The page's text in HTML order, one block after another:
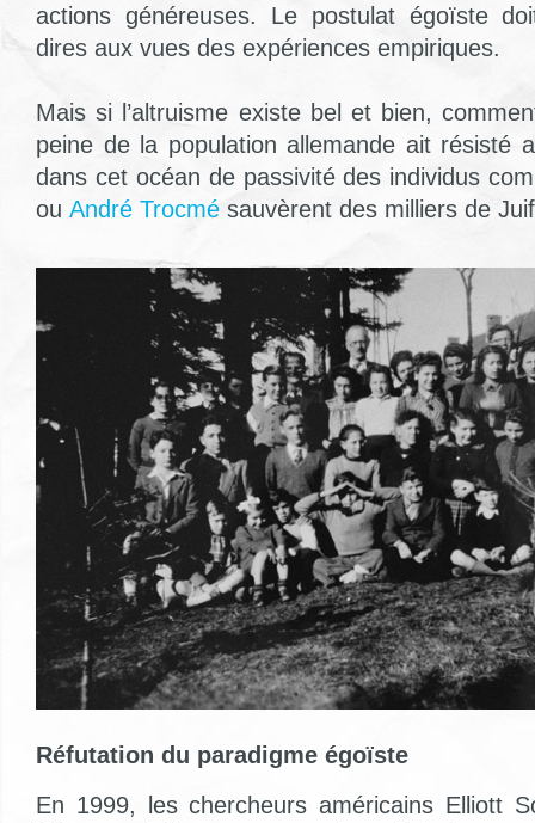
actions généreuses. Le postulat égoïste
dires aux vues des expériences empiriques.
Mais si l’altruisme existe bel et bien,
peine de la population allemande ait résisté
dans cet océan de passivité des individus
ou André Trocmé sauvèrent des milliers de
Réfutation du paradigme égoïste
En 1999, les chercheurs américains Elliott